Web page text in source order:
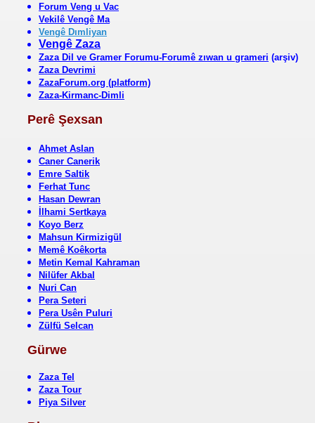
Forum Veng u Vac
Vekilê Vengê Ma
Vengê Dımliyan
Vengê Zaza
Zaza Dil ve Gramer Forumu-Forumê zıwan u grameri (arşiv)
Zaza Devrimi
ZazaForum.org (platform)
Zaza-Kirmanc-Dimli
Perê Şexsan
Ahmet Aslan
Caner Canerik
Emre Saltik
Ferhat Tunc
Hasan Dewran
İlhami Sertkaya
Koyo Berz
Mahsun Kirmizigül
Memê Koêkorta
Metin Kemal Kahraman
Nilüfer Akbal
Nuri Can
Pera Seteri
Pera Usên Puluri
Zülfü Selcan
Gürwe
Zaza Tel
Zaza Tour
Piya Silver